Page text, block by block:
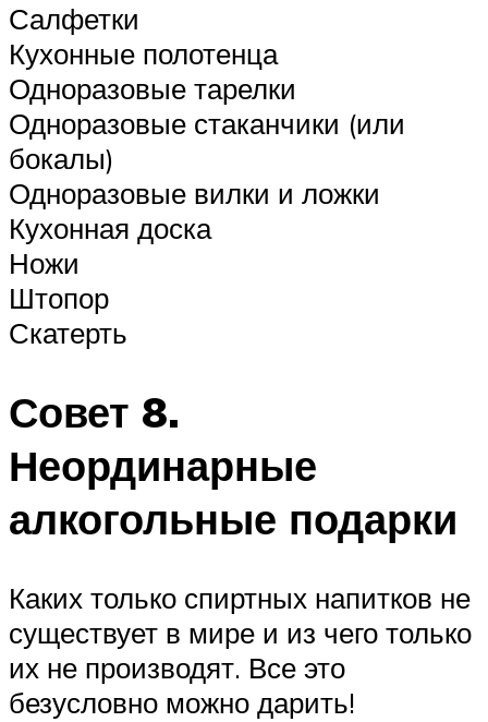
Салфетки
Кухонные полотенца
Одноразовые тарелки
Одноразовые стаканчики (или
бокалы)
Одноразовые вилки и ложки
Кухонная доска
Ножи
Штопор
Скатерть
Совет 8.
Неординарные
алкогольные подарки
Каких только спиртных напитков не
существует в мире и из чего только
их не производят. Все это
безусловно можно дарить!